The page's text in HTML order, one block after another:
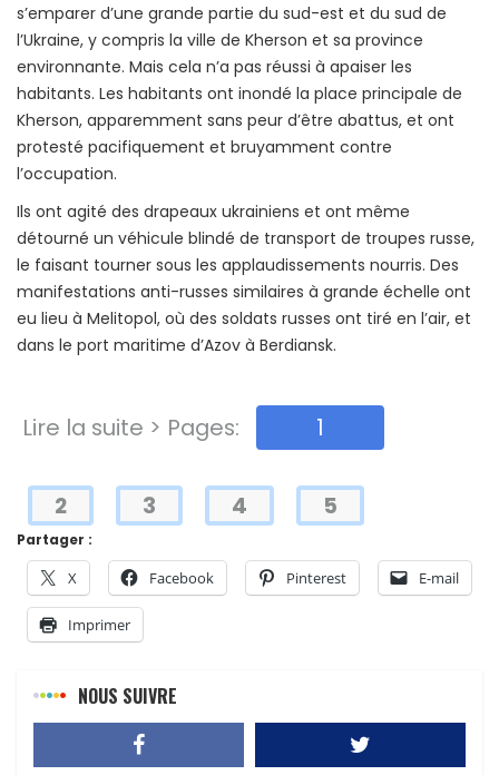
s’emparer d’une grande partie du sud-est et du sud de
l’Ukraine, y compris la ville de Kherson et sa province
environnante. Mais cela n’a pas réussi à apaiser les
habitants. Les habitants ont inondé la place principale de
Kherson, apparemment sans peur d’être abattus, et ont
protesté pacifiquement et bruyamment contre
l’occupation.
Ils ont agité des drapeaux ukrainiens et ont même
détourné un véhicule blindé de transport de troupes russe,
le faisant tourner sous les applaudissements nourris. Des
manifestations anti-russes similaires à grande échelle ont
eu lieu à Melitopol, où des soldats russes ont tiré en l’air, et
dans le port maritime d’Azov à Berdiansk.
Partager :
X Facebook Pinterest E-mail
Imprimer
Lire la suite > Pages: 1
2 3 4 5
NOUS SUIVRE